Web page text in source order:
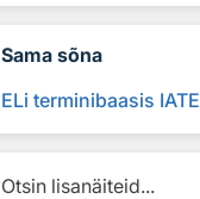
Sama sõna
ELi terminibaasis IATE
Otsin lisanäiteid...